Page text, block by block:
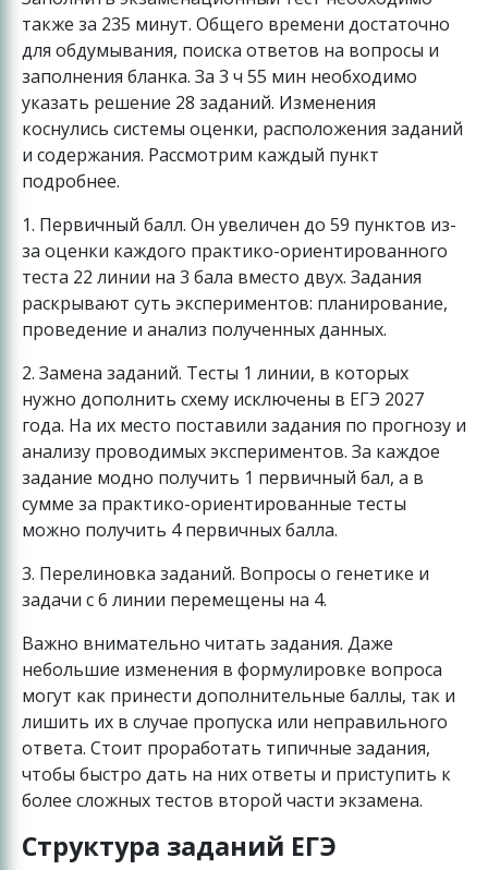
также за 235 минут. Общего времени достаточно
для обдумывания, поиска ответов на вопросы и
заполнения бланка. За 3 ч 55 мин необходимо
указать решение 28 заданий. Изменения
коснулись системы оценки, расположения заданий
и содержания. Рассмотрим каждый пункт
подробнее.
1. Первичный балл. Он увеличен до 59 пунктов из-
за оценки каждого практико-ориентированного
теста 22 линии на 3 бала вместо двух. Задания
раскрывают суть экспериментов: планирование,
проведение и анализ полученных данных.
2. Замена заданий. Тесты 1 линии, в которых
нужно дополнить схему исключены в ЕГЭ 2027
года. На их место поставили задания по прогнозу и
анализу проводимых экспериментов. За каждое
задание модно получить 1 первичный бал, а в
сумме за практико-ориентированные тесты
можно получить 4 первичных балла.
3. Перелиновка заданий. Вопросы о генетике и
задачи с 6 линии перемещены на 4.
Важно внимательно читать задания. Даже
небольшие изменения в формулировке вопроса
могут как принести дополнительные баллы, так и
лишить их в случае пропуска или неправильного
ответа. Стоит проработать типичные задания,
чтобы быстро дать на них ответы и приступить к
более сложных тестов второй части экзамена.
Структура заданий ЕГЭ